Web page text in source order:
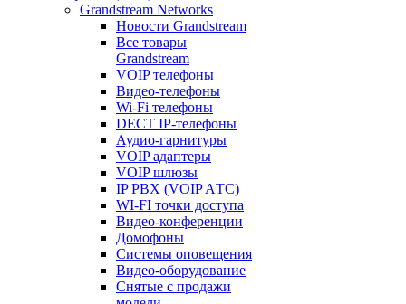
Grandstream Networks
Новости Grandstream
Все товары
Grandstream
VOIP телефоны
Видео-телефоны
Wi-Fi телефоны
DECT IP-телефоны
Аудио-гарнитуры
VOIP адаптеры
VOIP шлюзы
IP PBX (VOIP AТС)
WI-FI точки доступа
Видео-конференции
Домофоны
Системы оповещения
Видео-оборудование
Снятые с продажи